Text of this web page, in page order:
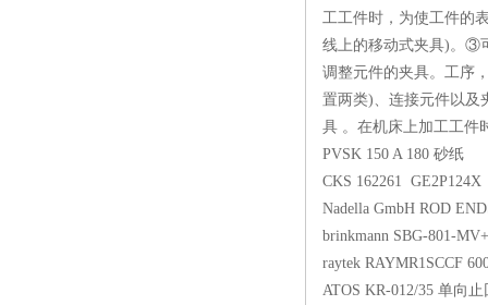
工工件时，为使工件的
线上的移动式夹具)。③
调整元件的夹具。工序
置两类)、连接元件以及
具 。在机床上加工工件
PVSK 150 A 180
CKS 162261
Nadella GmbH
brinkmann SBG-
raytek
ATOS KR-012/35